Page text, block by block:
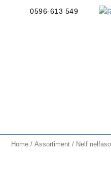
0596-613 549
Home /Assortiment / Nelf